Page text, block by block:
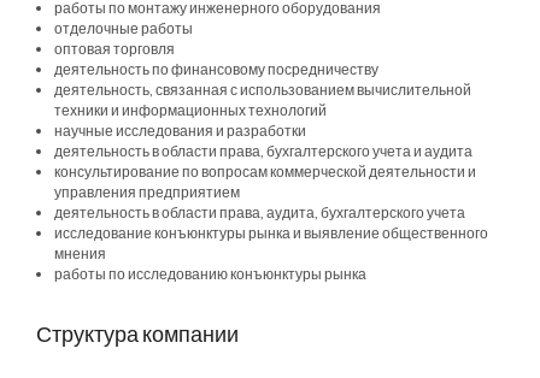
работы по монтажу инженерного оборудования
отделочные работы
оптовая торговля
деятельность по финансовому посредничеству
деятельность, связанная с использованием вычислительной
техники и информационных технологий
научные исследования и разработки
деятельность в области права, бухгалтерского учета и аудита
консультирование по вопросам коммерческой деятельности и
управления предприятием
деятельность в области права, аудита, бухгалтерского учета
исследование конъюнктуры рынка и выявление общественного
мнения
работы по исследованию конъюнктуры рынка
Структура компании